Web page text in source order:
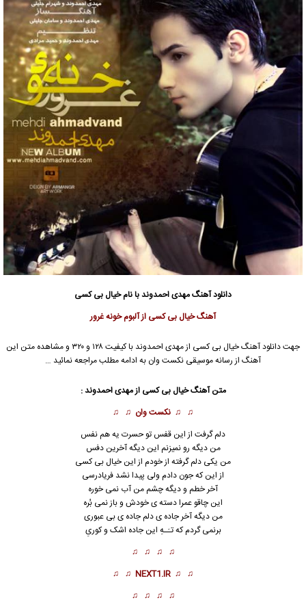
دانلود آهنگمهدی احمدوندبا نام خیال بی کسی
آهنگ خیال بی کسی از آلبوم خونه غرور
جهت دانلود آهنگ خیال بی کسی ازمهدی احمدوند
با کیفیت ۱۲۸ و ۳۲۰ و مشاهده متن این
آهنگ از رسانه موسیقی نکست وان به ادامه مطلب مراجعه نمائید …
متن آهنگ خیال بی کسی ازمهدی احمدوند:
♫ ♫ نکست وان ♫ ♫
دلم گرفت از این قفس تو حسرت یه هم نفس
من دیگه رو نمیزنم این دیگه آخرین دفس
من یکی دلم گرفته از خودم از این خیال بی کسی
از این که جون دادم ولی پیدا نشد فریادرسی
آخر خطم و دیگه چشم من آب نمی خوره
این چاقو عمرا دسته ی خودش و باز نمی بُره
من دیگه آخر جاده ی دلم جاده ی بی عبوری
برنمی گردم که تـَـهِ این جاده اشک و کوریِ
♫ ♫ ♫ ♫
♫ ♫
NEXT1.IR
♫ ♫
♫ ♫ ♫ ♫